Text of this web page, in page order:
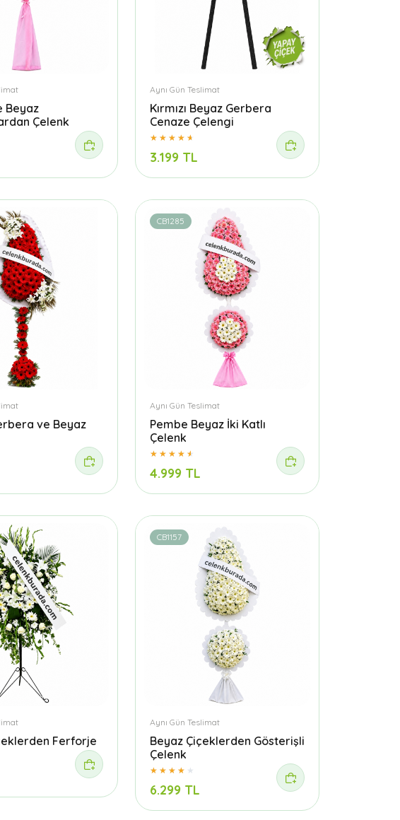
Beyaz
Çelenk
Aynı Gün Teslimat
Kırmızı Beyaz Gerbera
Cenaze Çelengi
3.199 TL
ve Beyaz
CB1285
Aynı Gün Teslimat
Pembe Beyaz İki Katlı
Çelenk
4.999 TL
Ferforje
CB1157
Aynı Gün Teslimat
Beyaz Çiçeklerden Gösterişli
Çelenk
6.299 TL